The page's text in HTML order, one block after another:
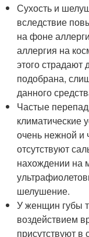
Сухость и
вследствие
на фоне
аллергия на
этого страдают
подобрана,
данного
Частые
климатические
очень нежной и
отсутствуют
нахождении на
шелушение.
У женщин губы
воздействием
присутствуют в